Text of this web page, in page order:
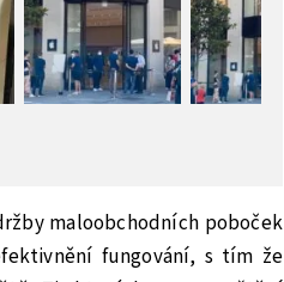
maloobchodních poboček
fungování, s tím že